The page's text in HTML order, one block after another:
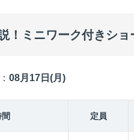
！ミニワーク付きショ
08月17日(月)
定員